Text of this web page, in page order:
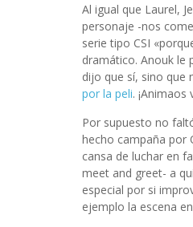
Al igual que Laurel,
personaje -nos
serie tipo CSI
dramático. Anouk le
dijo que sí, sino que
por la peli.
Por supuesto no
hecho campaña por
cansa de luchar en
meet and greet- a
especial por si
ejemplo la escena